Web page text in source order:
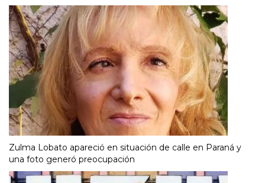
Zulma Lobato apareció en situación de calle en Paraná y
una foto generó preocupación